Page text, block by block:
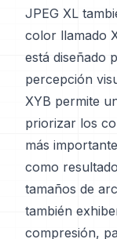
JPEG XL
color llamado
está diseñado
percepción
XYB permite
priorizar los
más
como
tamaños de
también
compresión,